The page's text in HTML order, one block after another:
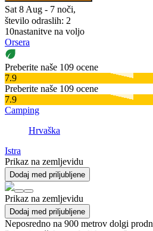
Sat 8 Aug - 7 noči,
število odraslih: 2
10nastanitve na voljo
Orsera
Preberite naše 109 ocene
7.9
Preberite naše 109 ocene
7.9
Camping
Hrvaška
Istra
Prikaz na zemljevidu
Dodaj med priljubljene
Prikaz na zemljevidu
Dodaj med priljubljene
Neposredno na 900 metrov dolgi